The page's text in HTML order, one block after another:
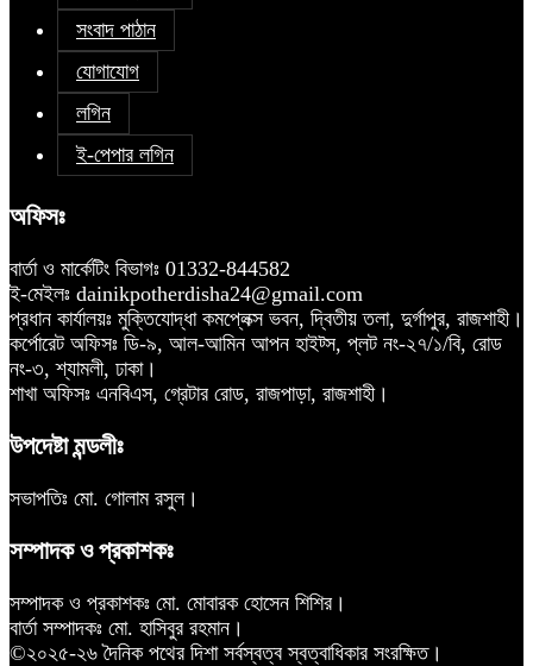
সংবাদ পাঠান
যোগাযোগ
লগিন
ই-পেপার লগিন
অফিসঃ
বার্তা ও মার্কেটিং বিভাগঃ 01332-844582
ই-মেইলঃ dainikpotherdisha24@gmail.com
প্রধান কার্যালয়ঃ মুক্তিযোদ্ধা কমপ্লেক্স ভবন, দ্বিতীয় তলা, দুর্গাপুর, রাজশাহী।
কর্পোরেট অফিসঃ ডি-৯, আল-আমিন আপন হাইট্স, প্লট নং-২৭/১/বি, রোড
নং-৩, শ্যামলী, ঢাকা।
শাখা অফিসঃ এনবিএস, গ্রেটার রোড, রাজপাড়া, রাজশাহী।
উপদেষ্টা মন্ডলীঃ
সভাপতিঃ মো. গোলাম রসুল।
সম্পাদক ও প্রকাশকঃ
সম্পাদক ও প্রকাশকঃ মো. মোবারক হোসেন শিশির।
বার্তা সম্পাদকঃ মো. হাসিবুর রহমান।
©২০২৫-২৬ দৈনিক পথের দিশা সর্বস্বত্ব স্বত্বাধিকার সংরক্ষিত।